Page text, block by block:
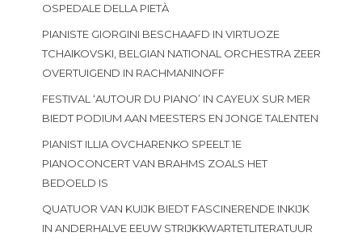
OSPEDALE DELLA PIETÀ
PIANISTE GIORGINI BESCHAAFD IN VIRTUOZE
TCHAIKOVSKI, BELGIAN NATIONAL ORCHESTRA ZEER
OVERTUIGEND IN RACHMANINOFF
FESTIVAL ‘AUTOUR DU PIANO’ IN CAYEUX SUR MER
BIEDT PODIUM AAN MEESTERS EN JONGE TALENTEN
PIANIST ILLIA OVCHARENKO SPEELT 1E
PIANOCONCERT VAN BRAHMS ZOALS HET
BEDOELD IS
QUATUOR VAN KUIJK BIEDT FASCINERENDE INKIJK
IN ANDERHALVE EEUW STRIJKKWARTETLITERATUUR